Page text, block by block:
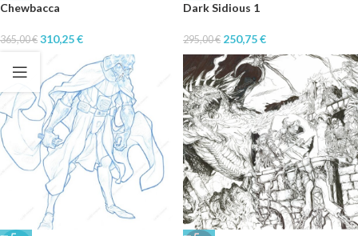
Chewbacca
365,00€ 310,25€
Dark Sidious 1
295,00€ 250,75€